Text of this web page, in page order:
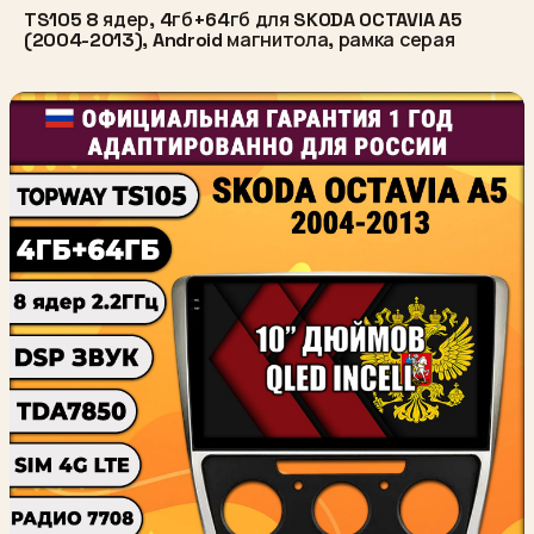
TS105 8 ядер, 4гб+64гб для SKODA OCTAVIA A5
(2004-2013), Android магнитола, рамка серая